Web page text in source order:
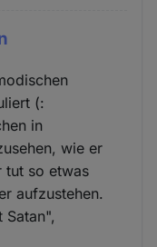
(:
in
wie er
tut so etwas
aufzustehen.
Satan",